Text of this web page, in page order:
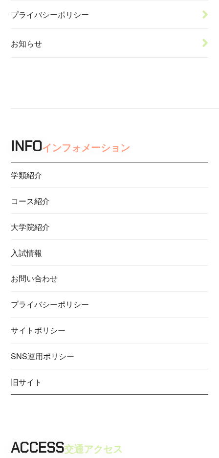
プライバシーポリシー
お知らせ
INFOインフォメーション
学類紹介
コース紹介
大学院紹介
入試情報
お問い合わせ
プライバシーポリシー
サイトポリシー
SNS運用ポリシー
旧サイト
ACCESS交通アクセス